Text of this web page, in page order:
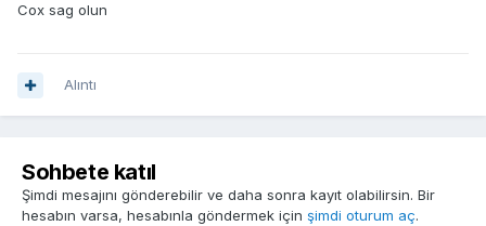
Cox sag olun
Alıntı
Sohbete katıl
Şimdi mesajını gönderebilir ve daha sonra kayıt olabilirsin. Bir
hesabın varsa, hesabınla göndermek için şimdi oturum aç.